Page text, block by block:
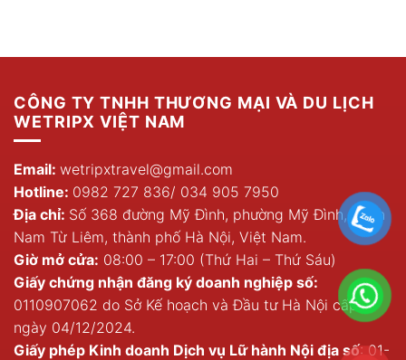
CÔNG TY TNHH THƯƠNG MẠI VÀ DU LỊCH
WETRIPX VIỆT NAM
Email: wetripxtravel@gmail.com
Hotline: 0982 727 836/ 034 905 7950
Địa chỉ: Số 368 đường Mỹ Đình, phường Mỹ Đình, quận
Nam Từ Liêm, thành phố Hà Nội, Việt Nam.
Giờ mở cửa: 08:00 – 17:00 (Thứ Hai – Thứ Sáu)
Giấy chứng nhận đăng ký doanh nghiệp số:
0110907062 do Sở Kế hoạch và Đầu tư Hà Nội cấp
ngày 04/12/2024.
Giấy phép Kinh doanh Dịch vụ Lữ hành Nội địa số: 01-